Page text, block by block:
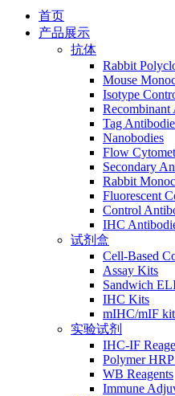
首页
产品展示
抗体
Rabbit
Mouse
Isotype
Recombinant
Tag
Nanobodies
Flow
Secondary
Rabbit
Fluorescent
Control
IHC
试剂盒
Cell-Based
Assay Kits
Sandwich
IHC Kits
mIHC/mIF
实验试剂
IHC-IF
Polymer
WB Reagents
Immune